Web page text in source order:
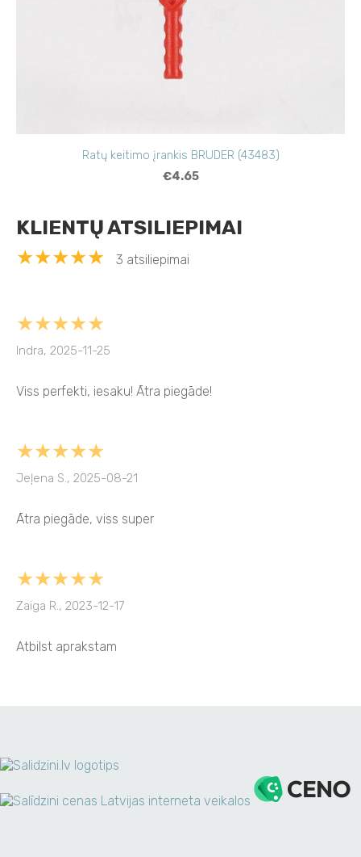
Ratų keitimo įrankis BRUDER (43483)
€4.65
KLIENTŲ ATSILIEPIMAI
★★★★★
3 atsiliepimai
★★★★★
Indra, 2025-11-25
Viss perfekti, iesaku! Ātra piegāde!
★★★★★
Jeļena S., 2025-08-21
Ātra piegāde, viss super
★★★★★
Zaiga R., 2023-12-17
Atbilst aprakstam